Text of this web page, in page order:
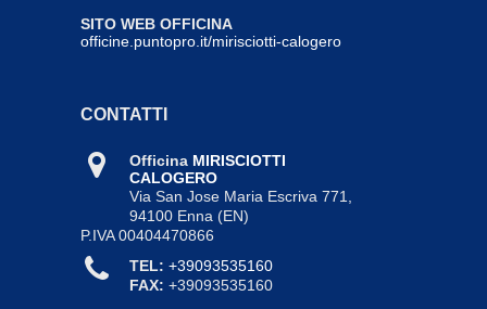
Mercedes classe c
Catania - 2009-06-23
Catania - 2013-01-21
Catania - 2012-11-07
SITO WEB OFFICINA
officine.puntopro.it/mirisciotti-calogero
CONTATTI
Officina MIRISCIOTTI
CALOGERO
Via San Jose Maria Escriva 771,
94100 Enna (EN)
P.IVA 00404470866
TEL: +39093535160
FAX: +39093535160